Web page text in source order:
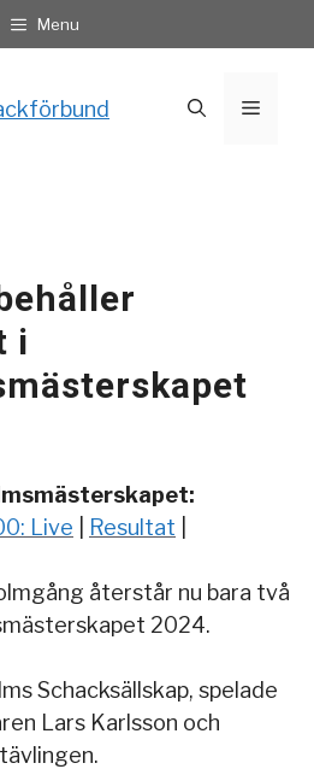
Menu
Meny
i
Live Resultat
återstår nu bara två
2024.
Schacksällskap, spelade
Lars Karlsson och